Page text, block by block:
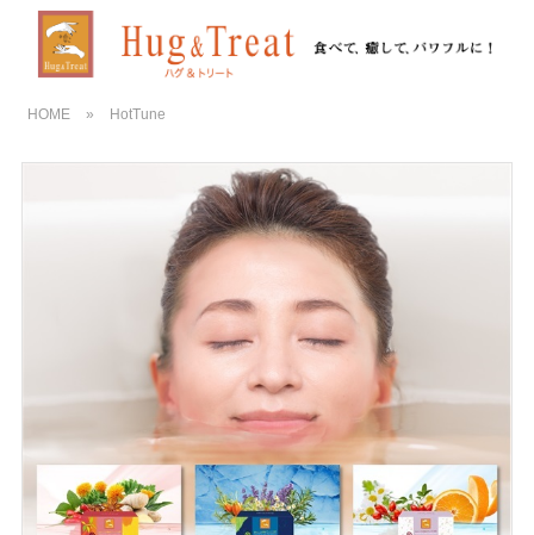
HOME » HotTune